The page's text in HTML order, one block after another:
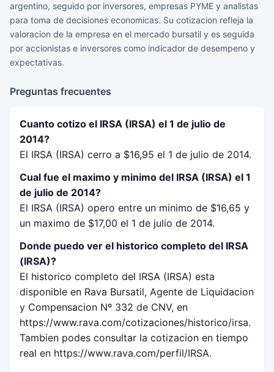
argentino, seguido por inversores, empresas PYME y analistas
para toma de decisiones economicas. Su cotizacion refleja la
valoracion de la empresa en el mercado bursatil y es seguida
por accionistas e inversores como indicador de desempeno y
expectativas.
Preguntas frecuentes
Cuanto cotizo el IRSA (IRSA) el 1 de julio de
2014?
El IRSA (IRSA) cerro a $16,95 el 1 de julio de 2014.
Cual fue el maximo y minimo del IRSA (IRSA) el 1
de julio de 2014?
El IRSA (IRSA) opero entre un minimo de $16,65 y
un maximo de $17,00 el 1 de julio de 2014.
Donde puedo ver el historico completo del IRSA
(IRSA)?
El historico completo del IRSA (IRSA) esta
disponible en Rava Bursatil, Agente de Liquidacion
y Compensacion Nº 332 de CNV, en
https://www.rava.com/cotizaciones/historico/irsa.
Tambien podes consultar la cotizacion en tiempo
real en https://www.rava.com/perfil/IRSA.